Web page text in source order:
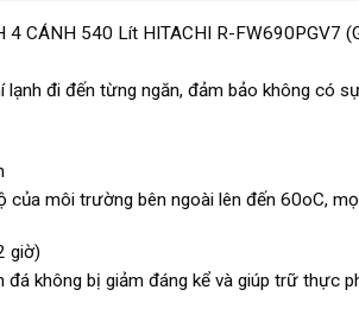
4 CÁNH 540 Lít HITACHI R-FW690PGV7
lạnh đi đến từng ngăn, đảm bảo không có
của môi trường bên ngoài lên đến 60oC,
giờ)
đá không bị giảm đáng kể và giúp trữ thực